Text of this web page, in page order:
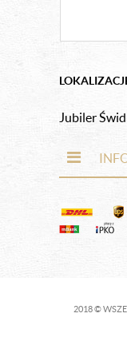
Jubiler
2018 ©